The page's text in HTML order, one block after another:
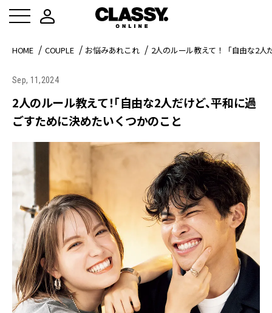
HOME COUPLE お悩みあれこれ 2人のルール教えて！「自由な2
Sep, 11,2024
2人のルール教えて！「自由な2人だけど、平和に過
ごすために決めたいくつかのこと